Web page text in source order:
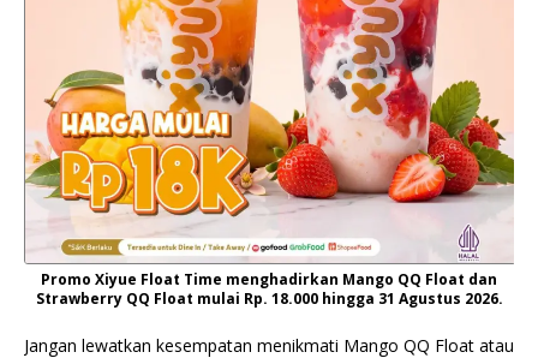
Promo Xiyue Float Time menghadirkan Mango QQ Float dan
Strawberry QQ Float mulai Rp. 18.000 hingga 31 Agustus 2026.
Jangan lewatkan kesempatan menikmati Mango QQ Float atau